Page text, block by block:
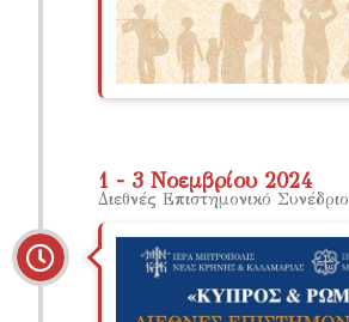
1 - 3 Νοεμβρίου 2024
Διεθνές Επιστημονικό Συνέδριο